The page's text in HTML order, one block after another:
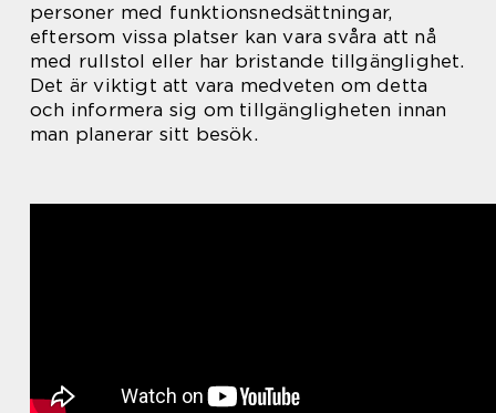
personer med funktionsnedsättningar,
eftersom vissa platser kan vara svåra att nå
med rullstol eller har bristande tillgänglighet.
Det är viktigt att vara medveten om detta
och informera sig om tillgängligheten innan
man planerar sitt besök.